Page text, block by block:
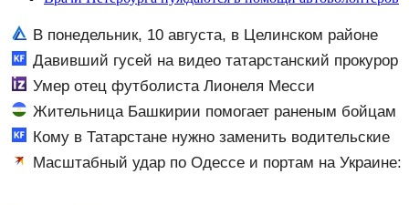
В понедельник, 10 августа, в Целинском районе
локальное отключение света
Давивший гусей на видео татарстанский прокурор
ушел в отставку 09/08/2026 – Новости
Умер отец футболиста Лионеля Месси
Жительница Башкирии помогает раненым бойцам
в госпитале ЛНР
Кому в Татарстане нужно заменить водительские
права в 2026 году 09/08/2026 – Новости
Масштабный удар по Одессе и портам на Украине: